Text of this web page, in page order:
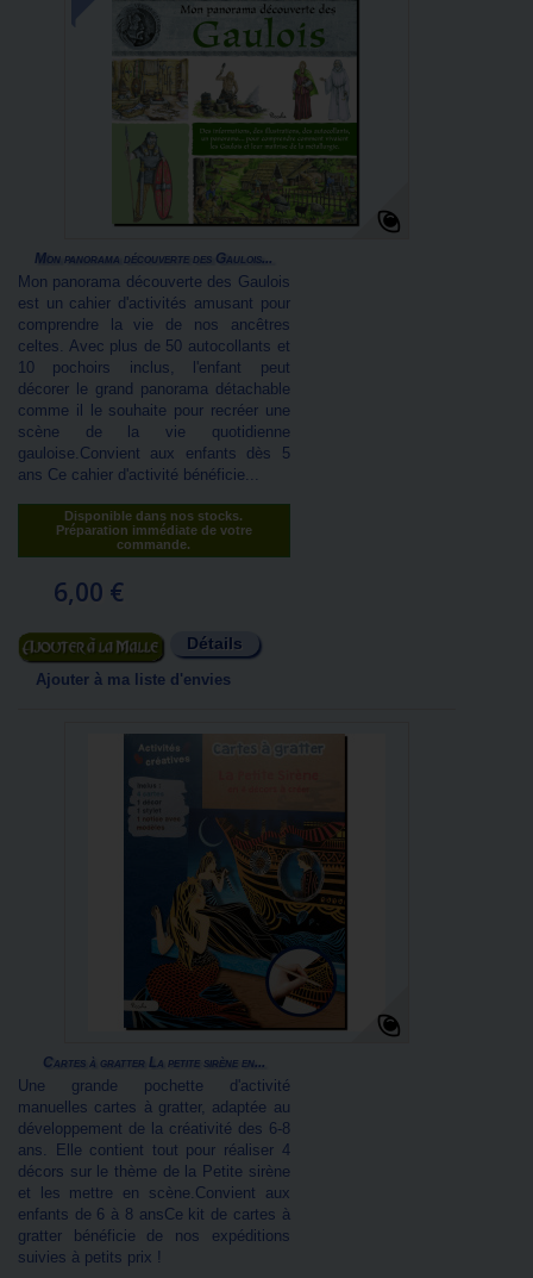
Mon panorama découverte des Gaulois...
Mon panorama découverte des Gaulois
est un cahier d'activités amusant pour
comprendre la vie de nos ancêtres
celtes. Avec plus de 50 autocollants et
10 pochoirs inclus, l'enfant peut
décorer le grand panorama détachable
comme il le souhaite pour recréer une
scène de la vie quotidienne
gauloise.Convient aux enfants dès 5
ans Ce cahier d'activité bénéficie...
Disponible dans nos stocks.
Préparation immédiate de votre
commande.
6,00 €
Ajouter au panier Détails
Ajouter à ma liste d'envies
Cartes à gratter La petite sirène en...
Une grande pochette d'activité
manuelles cartes à gratter, adaptée au
développement de la créativité des 6-8
ans. Elle contient tout pour réaliser 4
décors sur le thème de la Petite sirène
et les mettre en scène.Convient aux
enfants de 6 à 8 ansCe kit de cartes à
gratter bénéficie de nos expéditions
suivies à petits prix !